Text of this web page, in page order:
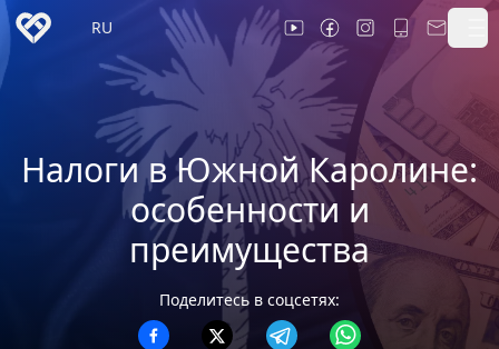
RU
Налоги в Южной Каролине:
особенности и
преимущества
Поделитесь в соцсетях: